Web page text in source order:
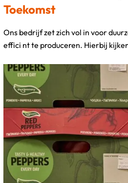
Toekomst
Ons bedrijf zet zich vol in voor
effici nt te produceren. Hierbij
en baseren we onze